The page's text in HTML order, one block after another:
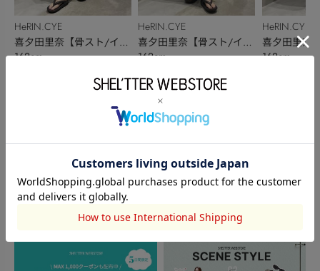
HeRIN.CYE
喜夕田里奈【骨スト/イエ
ベ秋】
162cm
HeRIN.CYE
喜夕田里奈【骨スト/イエ
ベ秋】
162cm
HeRIN.CYE
喜夕田里奈
ベ秋】
162cm
このアイテムを見た人がチェックしている商品
閲覧中カテゴリーのランキング